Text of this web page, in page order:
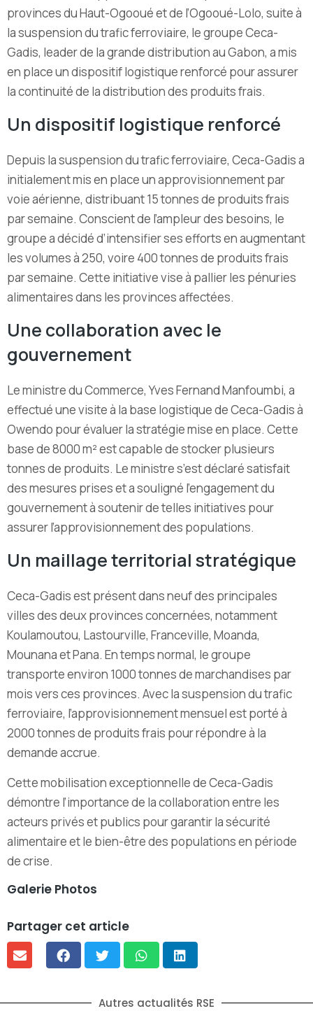
provinces du Haut-Ogooué et de l’Ogooué-Lolo, suite à
la suspension du trafic ferroviaire, le groupe Ceca-
Gadis, leader de la grande distribution au Gabon, a mis
en place un dispositif logistique renforcé pour assurer
la continuité de la distribution des produits frais.
Un dispositif logistique renforcé
Depuis la suspension du trafic ferroviaire, Ceca-Gadis a
initialement mis en place un approvisionnement par
voie aérienne, distribuant 15 tonnes de produits frais
par semaine. Conscient de l’ampleur des besoins, le
groupe a décidé d’intensifier ses efforts en augmentant
les volumes à 250, voire 400 tonnes de produits frais
par semaine. Cette initiative vise à pallier les pénuries
alimentaires dans les provinces affectées.
Une collaboration avec le
gouvernement
Le ministre du Commerce, Yves Fernand Manfoumbi, a
effectué une visite à la base logistique de Ceca-Gadis à
Owendo pour évaluer la stratégie mise en place. Cette
base de 8000 m² est capable de stocker plusieurs
tonnes de produits. Le ministre s’est déclaré satisfait
des mesures prises et a souligné l’engagement du
gouvernement à soutenir de telles initiatives pour
assurer l’approvisionnement des populations.
Un maillage territorial stratégique
Ceca-Gadis est présent dans neuf des principales
villes des deux provinces concernées, notamment
Koulamoutou, Lastourville, Franceville, Moanda,
Mounana et Pana. En temps normal, le groupe
transporte environ 1000 tonnes de marchandises par
mois vers ces provinces. Avec la suspension du trafic
ferroviaire, l’approvisionnement mensuel est porté à
2000 tonnes de produits frais pour répondre à la
demande accrue.
Cette mobilisation exceptionnelle de Ceca-Gadis
démontre l’importance de la collaboration entre les
acteurs privés et publics pour garantir la sécurité
alimentaire et le bien-être des populations en période
de crise.
Galerie Photos
Partager cet article
Autres actualités RSE